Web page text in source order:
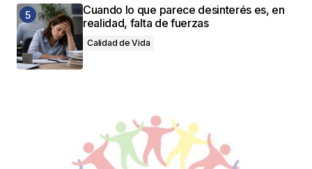
Cuando lo que parece desinterés es, en
realidad, falta de fuerzas
Calidad de Vida